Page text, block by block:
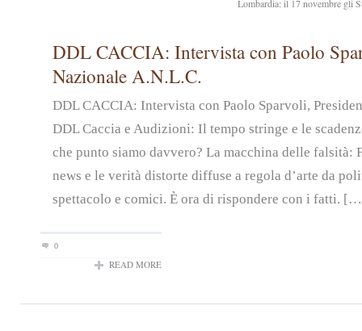
Lombardia: il 17 novembre gli
DDL CACCIA: Intervista con Paolo
Nazionale A.N.L.C.
DDL CACCIA: Intervista con Paolo Sparvoli,
DDL Caccia e Audizioni: Il tempo stringe e le
che punto siamo davvero? La macchina delle falsità:
news e le verità distorte diffuse a regola d’arte da
spettacolo e comici. È ora di rispondere con i fatti.
0
READ MORE